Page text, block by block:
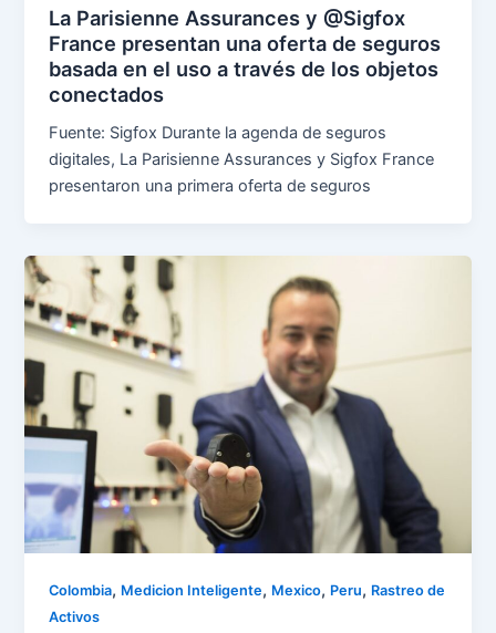
La Parisienne Assurances y @Sigfox
France presentan una oferta de seguros
basada en el uso a través de los objetos
conectados
Fuente: Sigfox Durante la agenda de seguros
digitales, La Parisienne Assurances y Sigfox France
presentaron una primera oferta de seguros
Colombia, Medicion Inteligente, Mexico, Peru, Rastreo de
Activos